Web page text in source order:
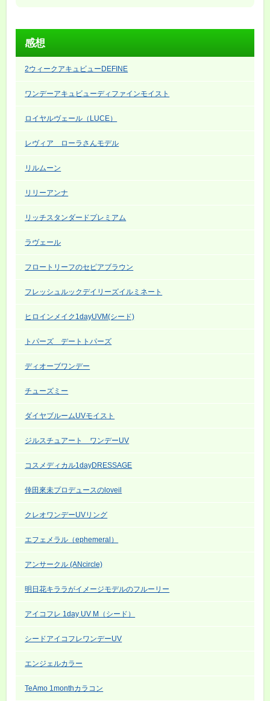
感想
2ウィークアキュビューDEFINE
ワンデーアキュビューディファインモイスト
ロイヤルヴェール（LUCE）
レヴィア ローラさんモデル
リルムーン
リリーアンナ
リッチスタンダードプレミアム
ラヴェール
フロートリーフのセピアブラウン
フレッシュルックデイリーズイルミネート
ヒロインメイク1dayUVM(シード)
トパーズ デートトパーズ
ディオーブワンデー
チューズミー
ダイヤブルームUVモイスト
ジルスチュアート ワンデーUV
コスメディカル1dayDRESSAGE
倖田來未プロデュースのloveil
クレオワンデーUVリング
エフェメラル（ephemeral）
アンサークル (ANcircle)
明日花キララがイメージモデルのフルーリー
アイコフレ 1day UV M（シード）
シードアイコフレワンデーUV
エンジェルカラー
TeAmo 1monthカラコン